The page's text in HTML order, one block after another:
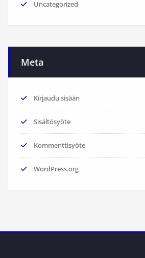
Uncategorized
Meta
Kirjaudu sisään
Sisältösyöte
Kommenttisyöte
WordPress.org